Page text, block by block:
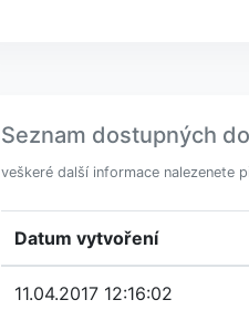
Seznam dostupných
veškeré další informace nalezenete
Datum vytvoření
11.04.2017 12:16:02